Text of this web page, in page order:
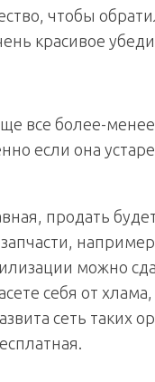
чтобы
красивое
все более-
если она
продать
можно
себя от хлама,
сеть таких